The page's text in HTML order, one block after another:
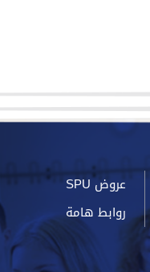
عروض SPU
روابط هامة